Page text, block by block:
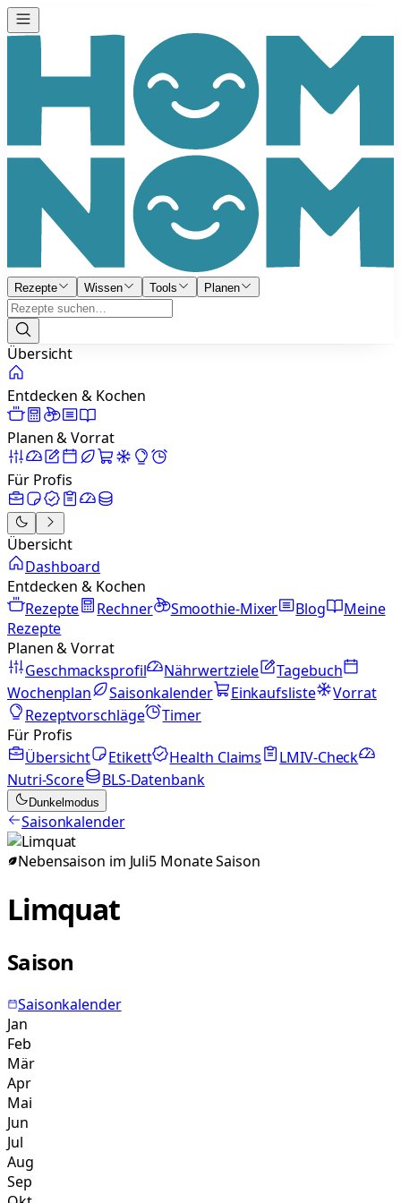
Rezepte Wissen Tools Planen
Übersicht
Entdecken & Kochen
Planen & Vorrat
Für Profis
Übersicht
Dashboard
Entdecken & Kochen
Rezepte
Rechner Smoothie-Mixer Blog
Meine
Rezepte
Planen & Vorrat
Geschmacksprofil
Nährwertziele
Tagebuch
Wochenplan
Saisonkalender Einkaufsliste
Vorrat
Rezeptvorschläge
Timer
Für Profis
Übersicht
Etikett Health Claims
LMIV-Check
Nutri-Score
BLS-Datenbank
Dunkelmodus
Saisonkalender
Nebensaison im Juli5 MonateSaison
Limquat
Saison
Saisonkalender
Jan
Feb
Mär
Apr
Mai
Jun
Jul
Aug
Sep